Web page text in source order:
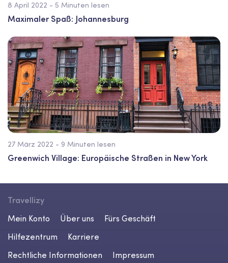
8 April 2022 - 5 Minuten lesen
Maximaler Spaß: Johannesburg
27 März 2022 - 9 Minuten lesen
Greenwich Village: Europäische Straßen in New York
Travellizy
Mein Konto
Über uns
Fürs Geschäft
Hilfezentrum
Karriere
Rechtliche Informationen
Impressum